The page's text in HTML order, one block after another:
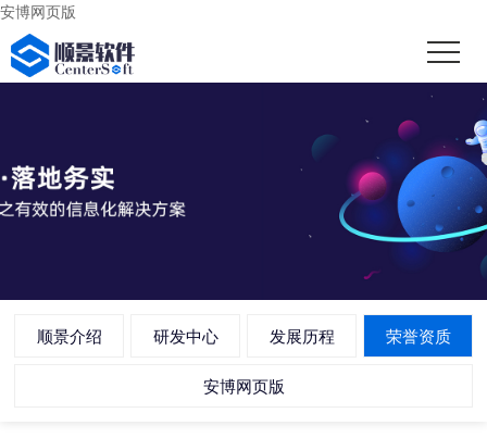
安博网页版
顺景介绍 研发中心 发展历程 荣誉资质
安博网页版